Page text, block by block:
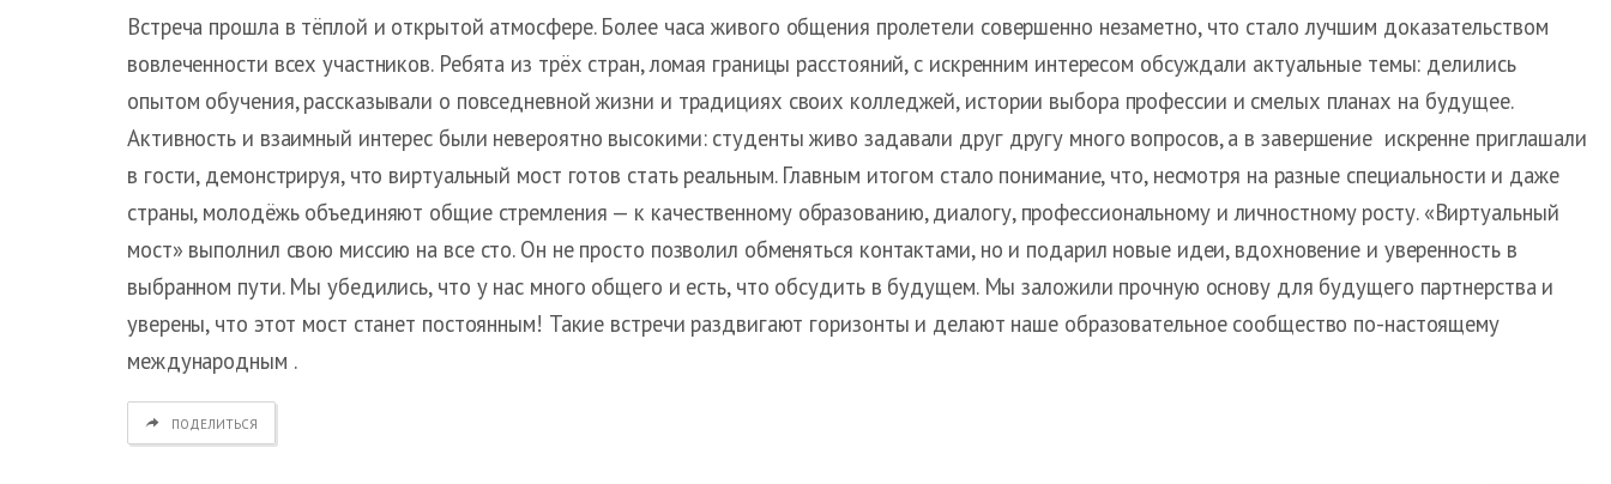
Встреча прошла в тёплой и открытой атмосфере. Более часа живого общения пролетели совершенно незаметно, что стало лучшим доказательством
вовлеченности всех участников. Ребята из трёх стран, ломая границы расстояний, с искренним интересом обсуждали актуальные темы: делились
опытом обучения, рассказывали о повседневной жизни и традициях своих колледжей, истории выбора профессии и смелых планах на будущее.
Активность и взаимный интерес были невероятно высокими: студенты живо задавали друг другу много вопросов, а в завершение искренне приглашали
в гости, демонстрируя, что виртуальный мост готов стать реальным. Главным итогом стало понимание, что, несмотря на разные специальности и даже
страны, молодёжь объединяют общие стремления — к качественному образованию, диалогу, профессиональному и личностному росту. «Виртуальный
мост» выполнил свою миссию на все сто. Он не просто позволил обменяться контактами, но и подарил новые идеи, вдохновение и уверенность в
выбранном пути. Мы убедились, что у нас много общего и есть, что обсудить в будущем. Мы заложили прочную основу для будущего партнерства и
уверены, что этот мост станет постоянным! Такие встречи раздвигают горизонты и делают наше образовательное сообщество по-настоящему
международным .
ПОДЕЛИТЬСЯ